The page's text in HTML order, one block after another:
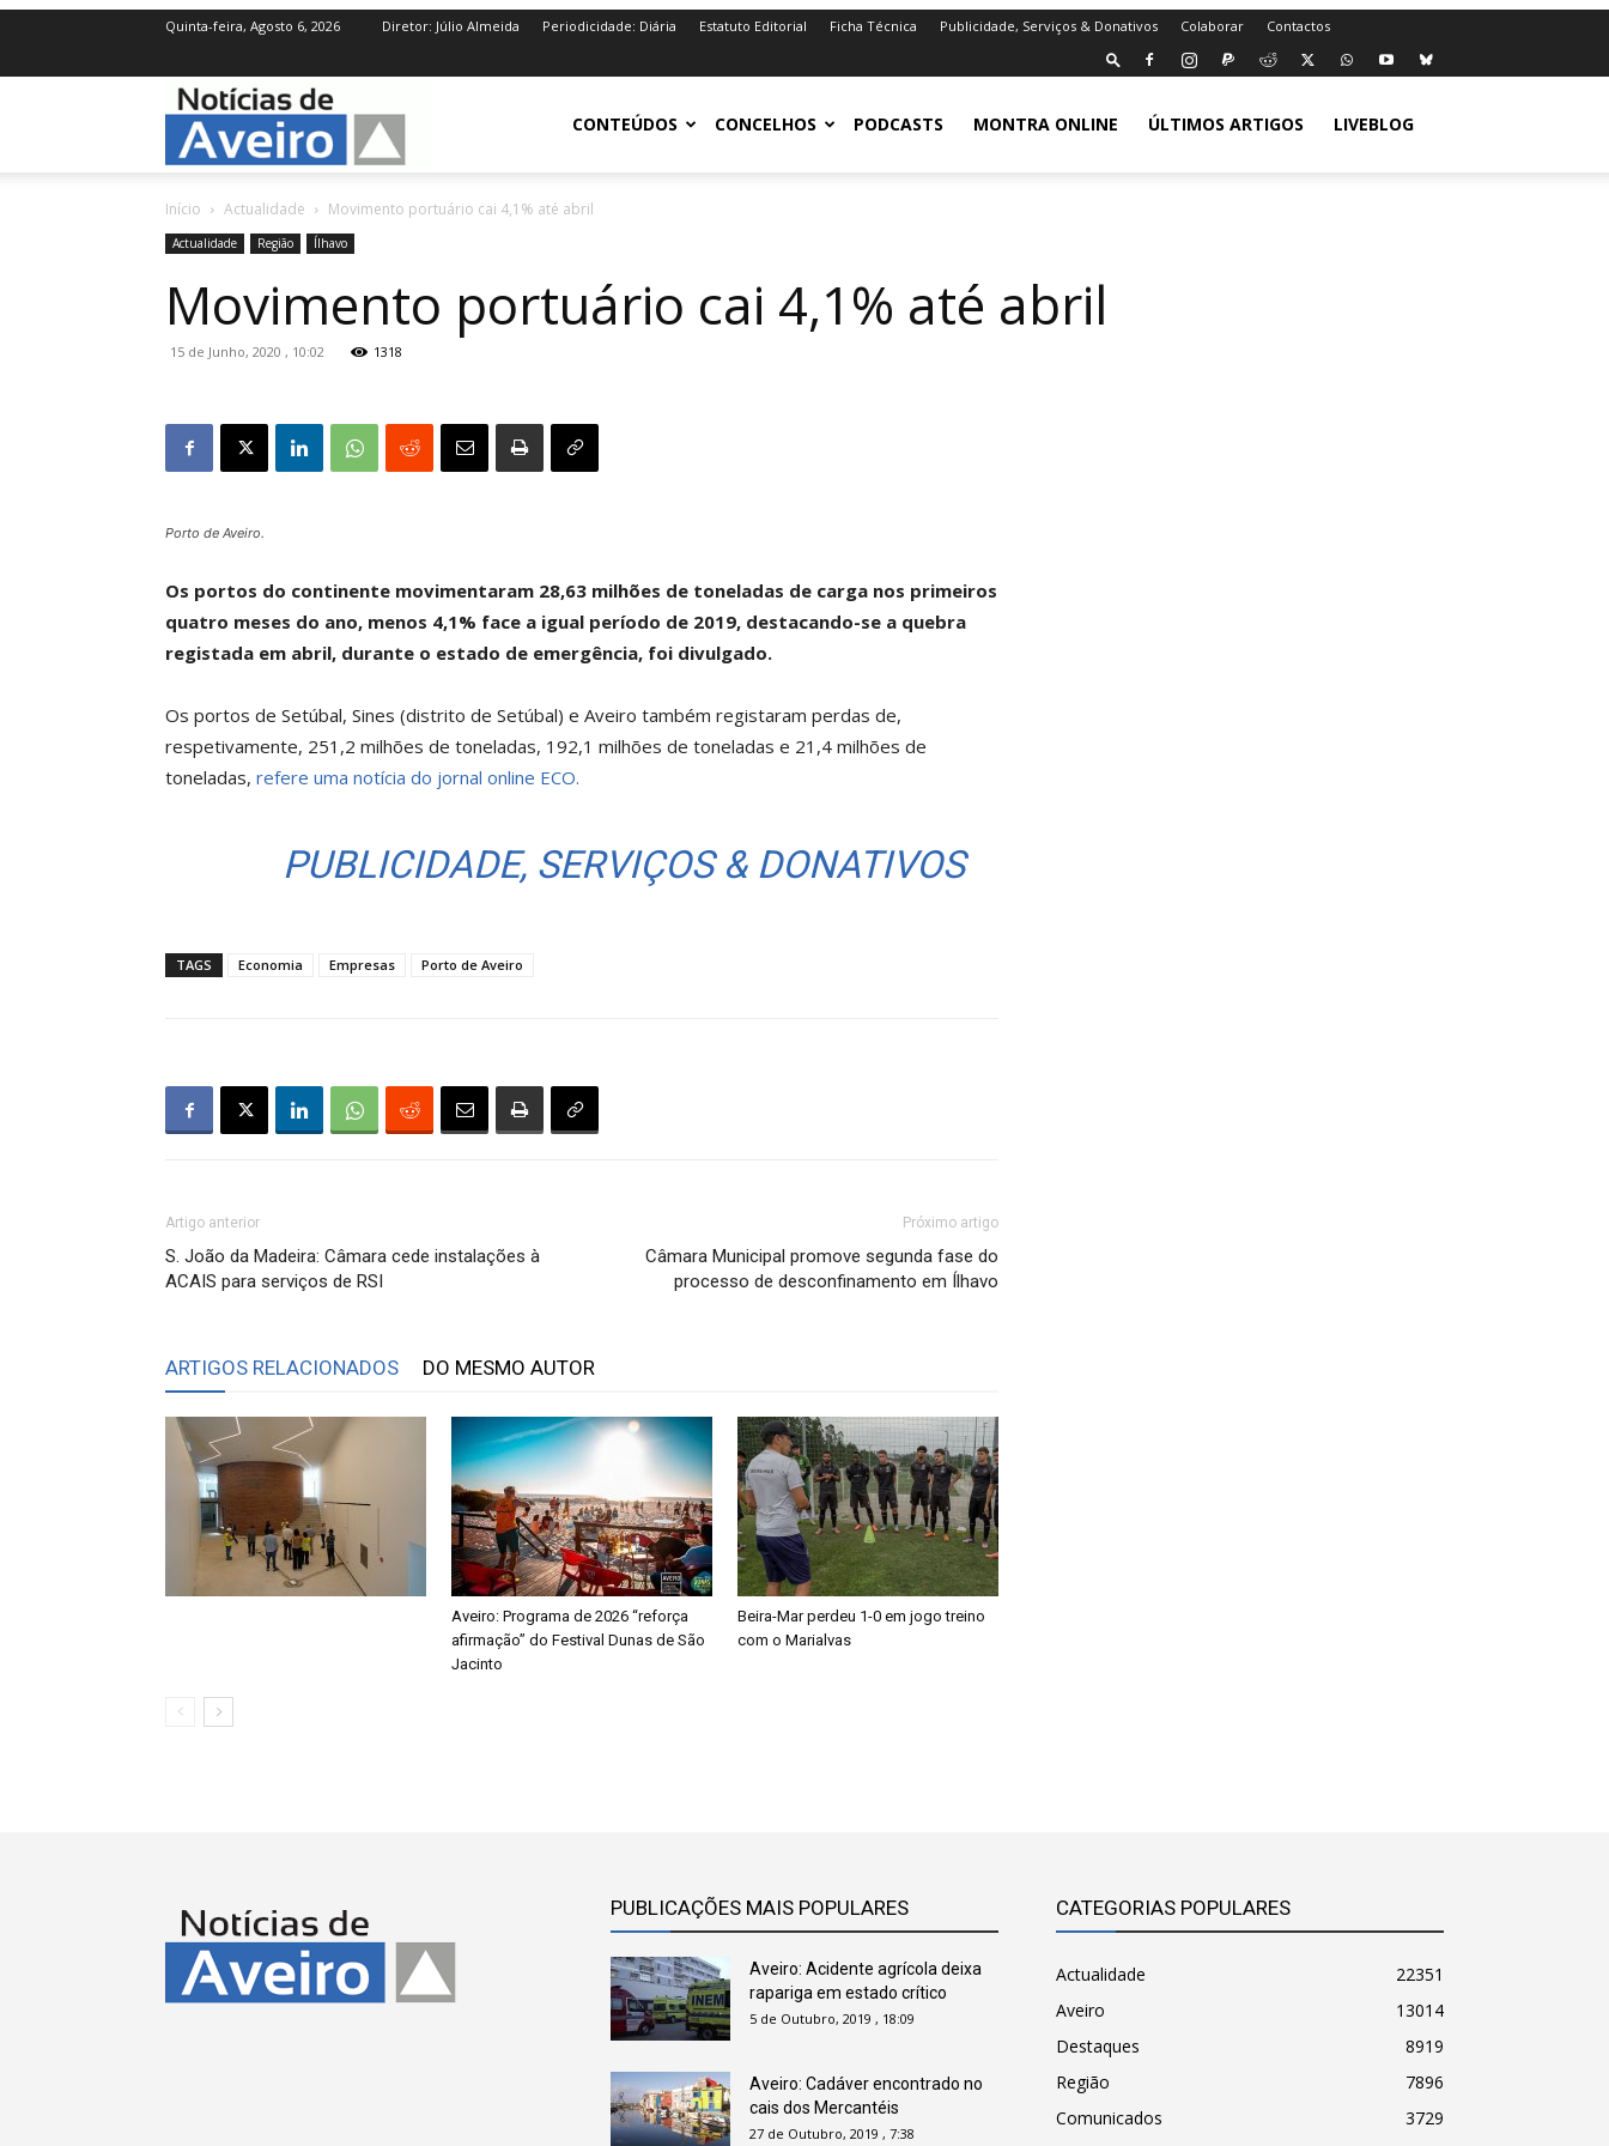
Quinta-feira, Agosto 6, 2026 Diretor: Júlio Almeida Periodicidade: Diária Estatuto Editorial Ficha Técnica Publicidade, Serviços & Donativos Colaborar Contactos
NotíciasdeAveiro.ptCONTEÚDOS CONCELHOS PODCASTS MONTRA ONLINE ÚLTIMOS ARTIGOS LIVEBLOG
Início Actualidade Movimento portuário cai 4,1% até abril
Actualidade Região Ílhavo
Movimento portuário cai 4,1% até abril
15 de Junho, 2020 , 10:02 1318
Porto de Aveiro.
Os portos do continente movimentaram 28,63 milhões de toneladas de carga nos primeiros
quatro meses do ano, menos 4,1% face a igual período de 2019, destacando-se a quebra
registada em abril, durante o estado de emergência, foi divulgado.
Os portos de Setúbal, Sines (distrito de Setúbal) e Aveiro também registaram perdas de,
respetivamente, 251,2 milhões de toneladas, 192,1 milhões de toneladas e 21,4 milhões de
toneladas, refere uma notícia do jornal online ECO.
PUBLICIDADE, SERVIÇOS & DONATIVOS
TAGS Economia Empresas Porto de Aveiro
Artigo anterior
S. João da Madeira: Câmara cede instalações à
ACAIS para serviços de RSI
Próximo artigo
Câmara Municipal promove segunda fase do
processo de desconfinamento em Ílhavo
ARTIGOS RELACIONADOS DO MESMO AUTOR
Aveiro: Programa de 2026 “reforça
afirmação” do Festival Dunas de São
Jacinto
Beira-Mar perdeu 1-0 em jogo treino
com o Marialvas
PUBLICAÇÕES MAIS POPULARES
Aveiro: Acidente agrícola deixa
rapariga em estado crítico
5 de Outubro, 2019 , 18:09
Aveiro: Cadáver encontrado no
cais dos Mercantéis
27 de Outubro, 2019 , 7:38
CATEGORIAS POPULARES
Actualidade
22351
Aveiro
13014
Destaques
8919
Região
7896
Comunicados
3729